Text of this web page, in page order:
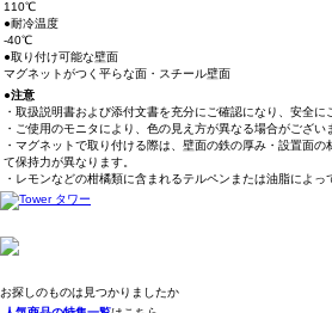
110℃
●耐冷温度
-40℃
●取り付け可能な壁面
マグネットがつく平らな面・スチール壁面
●注意
・取扱説明書および添付文書を充分にご確認になり、安全に
・ご使用のモニタにより、色の見え方が異なる場合がござい
・マグネットで取り付ける際は、壁面の鉄の厚み・設置面
て保持力が異なります。
・レモンなどの柑橘類に含まれるテルペンまたは油脂によっ
お探しのものは見つかりましたか